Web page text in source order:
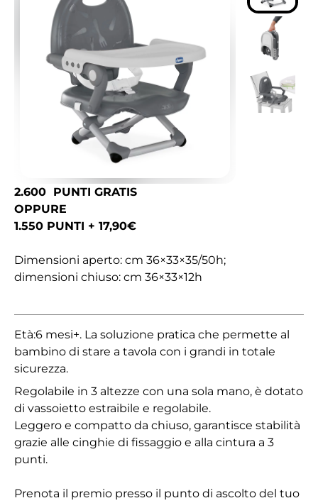
2.600 PUNTI GRATIS
OPPURE
1.550 PUNTI + 17,90€
Dimensioni aperto: cm 36×33×35/50h;
dimensioni chiuso: cm 36×33×12h
Età:6 mesi+. La soluzione pratica che permette al
bambino di stare a tavola con i grandi in totale
sicurezza.
Regolabile in 3 altezze con una sola mano, è dotato
di vassoietto estraibile e regolabile.
Leggero e compatto da chiuso, garantisce stabilità
grazie alle cinghie di fissaggio e alla cintura a 3
punti.
Prenota il premio presso il punto di ascolto del tuo